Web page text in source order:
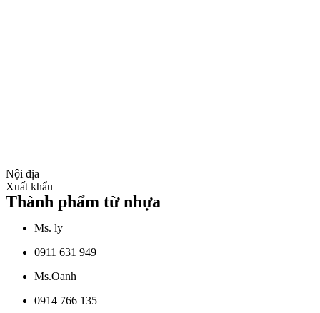
Nội địa
Xuất khẩu
Thành phẩm từ nhựa
Ms. ly
0911 631 949
Ms.Oanh
0914 766 135